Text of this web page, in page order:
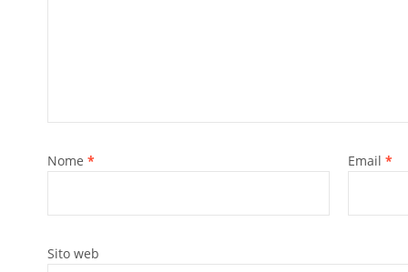
Nome * Email *
Sito web